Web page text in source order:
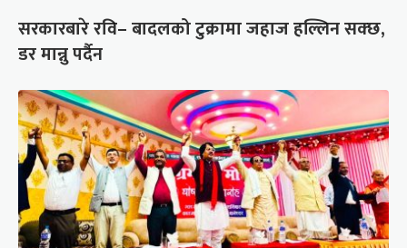
सरकारबारे रवि– बादलको टुक्रामा जहाज हल्लिन सक्छ,
डर मान्नु पर्दैन